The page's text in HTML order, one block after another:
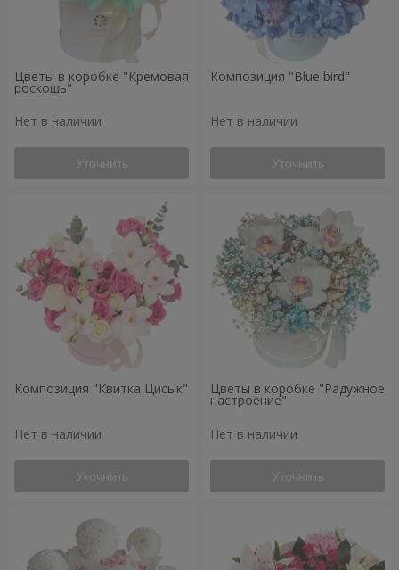
Цветы в коробке "Кремовая
роскошь"
Нет в наличии
Уточнить
Композиция "Blue bird"
Нет в наличии
Уточнить
Композиция "Квитка Цисык"
Нет в наличии
Уточнить
Цветы в коробке "Радужное
настроение"
Нет в наличии
Уточнить